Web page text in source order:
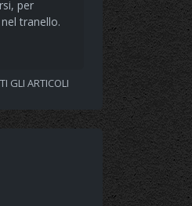
per
tranello.
GLI ARTICOLI